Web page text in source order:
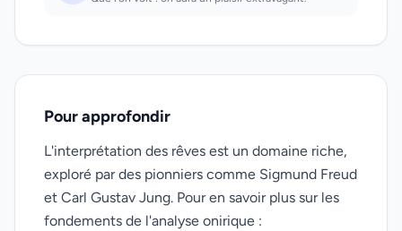
Pour approfondir
L'interprétation des rêves est un domaine riche,
exploré par des pionniers comme Sigmund Freud
et Carl Gustav Jung. Pour en savoir plus sur les
fondements de l'analyse onirique :